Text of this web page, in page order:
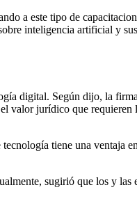
a este tipo de
inteligencia artificial y
digital. Según dijo, la
valor jurídico que requieren
tiene una ventaja
sugirió que los y las